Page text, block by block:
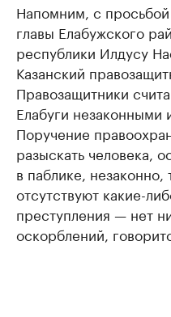
Напомним, с
главы Елабужского
республики Илдусу
Казанский
Правозащитники
Елабуги незаконными
Поручение
разыскать человека,
в паблике,
отсутствуют какие-
преступления — нет
оскорблений,